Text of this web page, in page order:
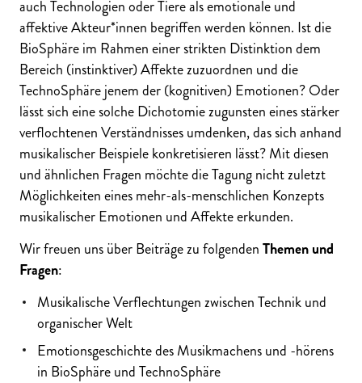
auch Technologien oder Tiere als emotionale und
affektive Akteur*innen begriffen werden können. Ist die
BioSphäre im Rahmen einer strikten Distinktion dem
Bereich (instinktiver) Affekte zuzuordnen und die
TechnoSphäre jenem der (kognitiven) Emotionen? Oder
lässt sich eine solche Dichotomie zugunsten eines stärker
verflochtenen Verständnisses umdenken, das sich anhand
musikalischer Beispiele konkretisieren lässt? Mit diesen
und ähnlichen Fragen möchte die Tagung nicht zuletzt
Möglichkeiten eines mehr-als-menschlichen Konzepts
musikalischer Emotionen und Affekte erkunden.
Wir freuen uns über Beiträge zu folgendenThemen und
Fragen:
Musikalische Verflechtungen zwischen Technik und
organischer Welt
Emotionsgeschichte des Musikmachens und -hörens
in BioSphäre und TechnoSphäre